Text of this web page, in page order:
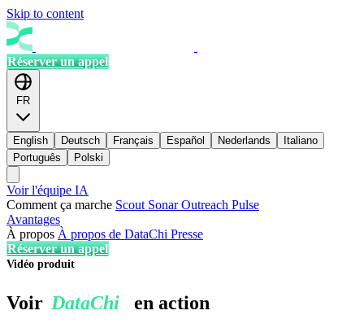
Skip to content
Réserver un appel
FR
English Deutsch Français Español Nederlands
Italiano
Português
Polski
Voir l'équipe IA
Comment ça marche Scout SonarOutreach Pulse
Avantages
À propos À propos de DataChi Presse
Réserver un appel
Vidéo produit
Voir DataChi en action